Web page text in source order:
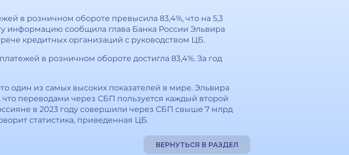
в розничном обороте превысила 83,4%, что на 5,3
информацию сообщила глава Банка России Эльвира
кредитных организаций с руководством ЦБ.
в розничном обороте достигла 83,4%. За год
один из самых высоких показателей в мире. Эльвира
переводами через СБП пользуется каждый второй
в 2023 году совершили через СБП свыше 7 млрд
статистика, приведенная ЦБ.
ВЕРНУТЬСЯ В РАЗДЕЛ